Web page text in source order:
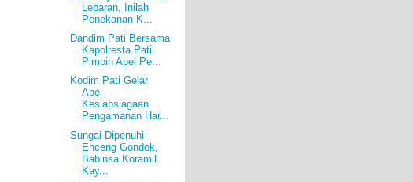
Lebaran, Inilah
Penekanan K...
Dandim Pati Bersama
Kapolresta Pati
Pimpin Apel Pe...
Kodim Pati Gelar
Apel
Kesiapsiagaan
Pengamanan Har...
Sungai Dipenuhi
Enceng Gondok,
Babinsa Koramil
Kay...